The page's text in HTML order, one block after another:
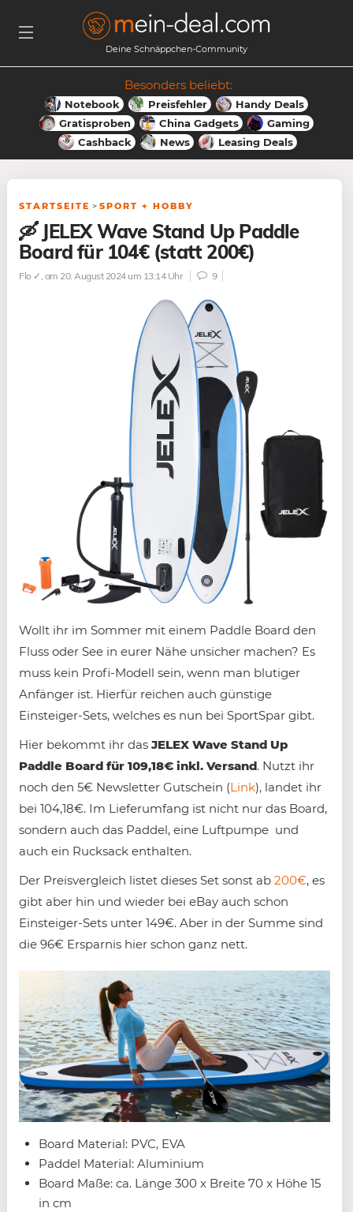
Deine Schnäppchen-Community
Besonders beliebt:
Notebook Preisfehler
Handy Deals
Gratisproben
China Gadgets
Gaming
Cashback
News Leasing Deals
STARTSEITE > SPORT + HOBBY
🛶 JELEX Wave Stand Up Paddle
Board für 104€ (statt 200€)
Flo ✓ , am 20. August 2024 um 13:14 Uhr 9
Wollt ihr im Sommer mit einem Paddle Board den
Fluss oder See in eurer Nähe unsicher machen? Es
muss kein Profi-Modell sein, wenn man blutiger
Anfänger ist. Hierfür reichen auch günstige
Einsteiger-Sets, welches es nun bei SportSpar gibt.
Hier bekommt ihr das JELEX Wave Stand Up
Paddle Board für 109,18€ inkl. Versand. Nutzt ihr
noch den 5€ Newsletter Gutschein (Link), landet ihr
bei 104,18€. Im Lieferumfang ist nicht nur das Board,
sondern auch das Paddel, eine Luftpumpe und
auch ein Rucksack enthalten.
Der Preisvergleich listet dieses Set sonst ab 200€, es
gibt aber hin und wieder bei eBay auch schon
Einsteiger-Sets unter 149€. Aber in der Summe sind
die 96€ Ersparnis hier schon ganz nett.
Board Material: PVC, EVA
Paddel Material: Aluminium
Board Maße: ca. Länge 300 x Breite 70 x Höhe 15
in cm